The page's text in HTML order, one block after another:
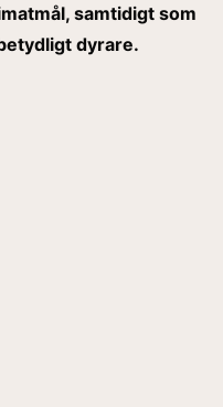
samtidigt som
dyrare.